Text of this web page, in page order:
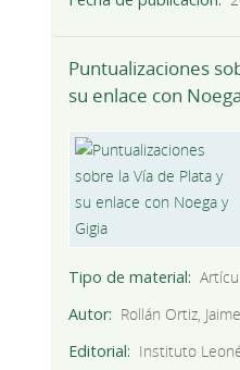
Puntualizaciones
su enlace con
Tipo de material
Autor
Rollán Ortiz,
Editorial
Instituto